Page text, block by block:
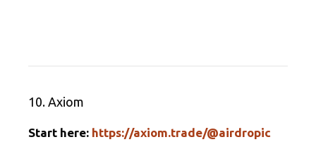
10. Axiom
Start here: https://axiom.trade/@airdropic